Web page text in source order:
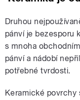
Druhou
pánví je bezesporu
s mnoha
pánví a nádobí
potřebné tvrdosti.
Keramické povrchy